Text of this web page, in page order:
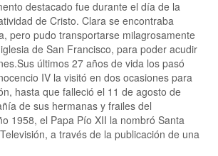
destacado fue durante el día de la
de Cristo. Clara se encontraba
pero pudo transportarse milagrosamente
de San Francisco, para poder acudir
últimos 27 años de vida los pasó
IV la visitó en dos ocasiones para
hasta que falleció el 11 de agosto de
de sus hermanas y frailes del
1958, el Papa Pío XII la nombró Santa
a través de la publicación de una